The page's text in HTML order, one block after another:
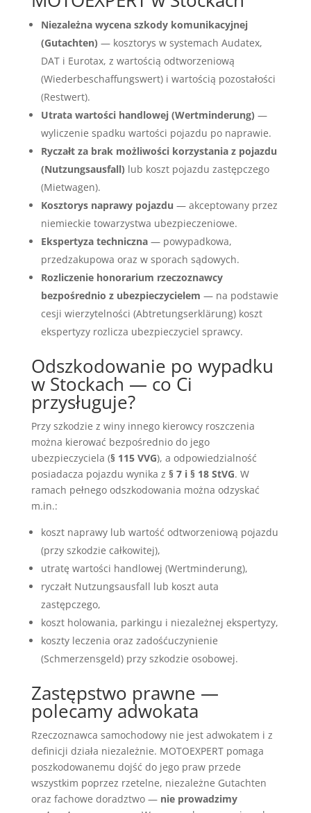
Niezależna wycena szkody komunikacyjnej
(Gutachten) — kosztorys w systemach Audatex,
DAT i Eurotax, z wartością odtworzeniową
(Wiederbeschaffungswert) i wartością pozostałości
(Restwert).
Utrata wartości handlowej (Wertminderung) —
wyliczenie spadku wartości pojazdu po naprawie.
Ryczałt za brak możliwości korzystania z pojazdu
(Nutzungsausfall) lub koszt pojazdu zastępczego
(Mietwagen).
Kosztorys naprawy pojazdu — akceptowany przez
niemieckie towarzystwa ubezpieczeniowe.
Ekspertyza techniczna— powypadkowa,
przedzakupowa oraz w sporach sądowych.
Rozliczenie honorarium rzeczoznawcy
bezpośrednio z ubezpieczycielem — na podstawie
cesji wierzytelności (Abtretungserklärung) koszt
ekspertyzy rozlicza ubezpieczyciel sprawcy.
Odszkodowanie po wypadku
w Stockach — co Ci
przysługuje?
Przy szkodzie z winy innego kierowcy roszczenia
można kierować bezpośrednio do jego
ubezpieczyciela (§ 115 VVG), a odpowiedzialność
posiadacza pojazdu wynika z § 7 i § 18 StVG. W
ramach pełnego odszkodowania można odzyskać
m.in.:
koszt naprawy lub wartość odtworzeniową pojazdu
(przy szkodzie całkowitej),
utratę wartości handlowej (Wertminderung),
ryczałt Nutzungsausfall lub koszt auta
zastępczego,
koszt holowania, parkingu i niezależnej ekspertyzy,
koszty leczenia oraz zadośćuczynienie
(Schmerzensgeld) przy szkodzie osobowej.
Zastępstwo prawne —
polecamy adwokata
Rzeczoznawca samochodowy nie jest adwokatem i z
definicji działa niezależnie. MOTOEXPERT pomaga
poszkodowanemu dojść do jego praw przede
wszystkim poprzez rzetelne, niezależne Gutachten
oraz fachowe doradztwo — nie prowadzimy